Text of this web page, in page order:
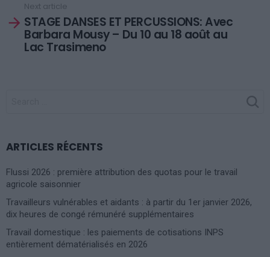
Next article
STAGE DANSES ET PERCUSSIONS: Avec
Barbara Mousy – Du 10 au 18 août au
Lac Trasimeno
ARTICLES RÉCENTS
Flussi 2026 : première attribution des quotas pour le travail
agricole saisonnier
Travailleurs vulnérables et aidants : à partir du 1er janvier 2026,
dix heures de congé rémunéré supplémentaires
Travail domestique : les paiements de cotisations INPS
entièrement dématérialisés en 2026